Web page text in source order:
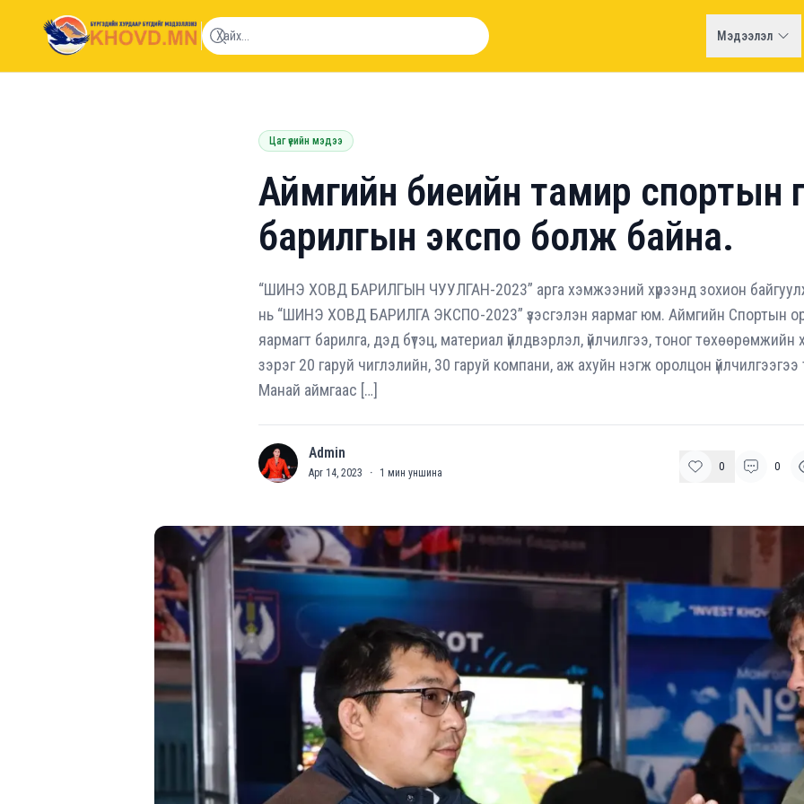
khovd.mn
Мэдээлэл
Цаг үеийн мэдээ
Аймгийн биеийн тамир спортын
барилгын экспо болж байна.
“ШИНЭ ХОВД БАРИЛГЫН ЧУУЛГАН-2023” арга хэмжээний хүрээнд зохион
нь “ШИНЭ ХОВД БАРИЛГА ЭКСПО-2023” үзэсгэлэн яармаг юм. Аймгийн Спортын
яармагт барилга, дэд бүтэц, материал үйлдвэрлэл, үйлчилгээ, тоног төхөөрөмжийн
зэрэг 20 гаруй чиглэлийн, 30 гаруй компани, аж ахуйн нэгж оролцон
Манай аймгаас […]
A Admin
Apr 14, 2023 · 1 мин уншина 0 0